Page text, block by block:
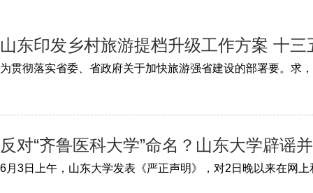
山东印发乡村旅游提档升级工作方案 十
为贯彻落实省委、省政府关于加快旅游强省建设的部署要。求
反对“齐鲁医科大学”命名？山东大学辟谣